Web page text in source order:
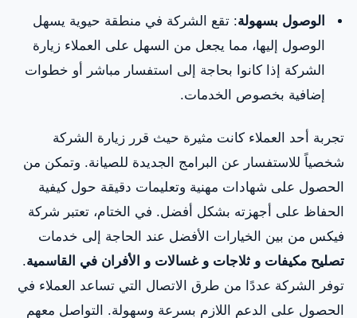
الوصول بسهولة: تقع الشركة في منطقة حيوية يسهل
الوصول إليها، مما يجعل من السهل على العملاء زيارة
الشركة إذا كانوا بحاجة إلى استفسار مباشر أو خطوات
إضافية بخصوص الخدمات.
تجربة أحد العملاء كانت مثيرة حيث قرر زيارة الشركة
شخصياً للاستفسار عن البرامج الجديدة للصيانة. وتمكن من
الحصول على شهادات مهنية وتعليمات دقيقة حول كيفية
الحفاظ على أجهزته بشكل أفضل. في الختام، تعتبر شركة
فيكس من بين الخيارات الأفضل عند الحاجة إلى خدمات
تصليح مكيفات و ثلاجات و غسالات و الأفران في القاسمية.
توفر الشركة عددًا من طرق الاتصال التي تساعد العملاء في
الحصول على الدعم اللازم بسرعة وسهولة. التواصل معهم